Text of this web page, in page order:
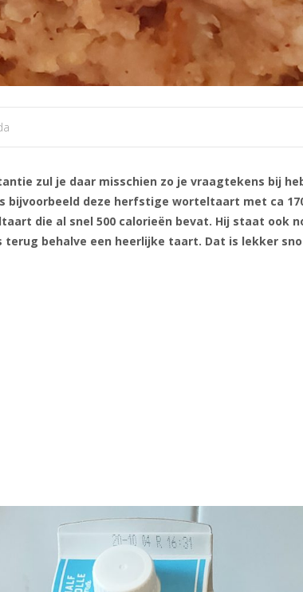
zul je daar misschien zo je vraagtekens bij
bijvoorbeeld deze herfstige worteltaart met ca
die al snel 500 calorieën bevat. Hij staat ook
behalve een heerlijke taart. Dat is lekker